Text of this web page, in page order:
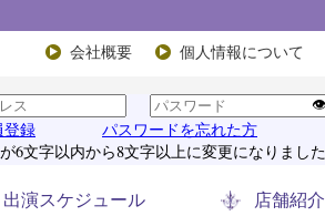
会社概要 個人情報について
出演スケジュール 店舗紹介